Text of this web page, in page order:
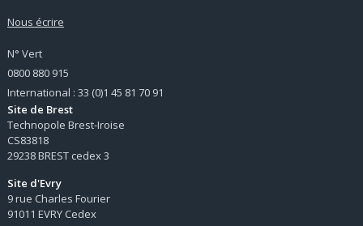
Nous écrire
N° Vert
0800 880 915
International : 33 (0)1 45 81 70 91
Site de Brest
Technopole Brest-Iroise
CS83818
29238 BREST cedex 3
Site d'Evry
9 rue Charles Fourier
91011 EVRY Cedex